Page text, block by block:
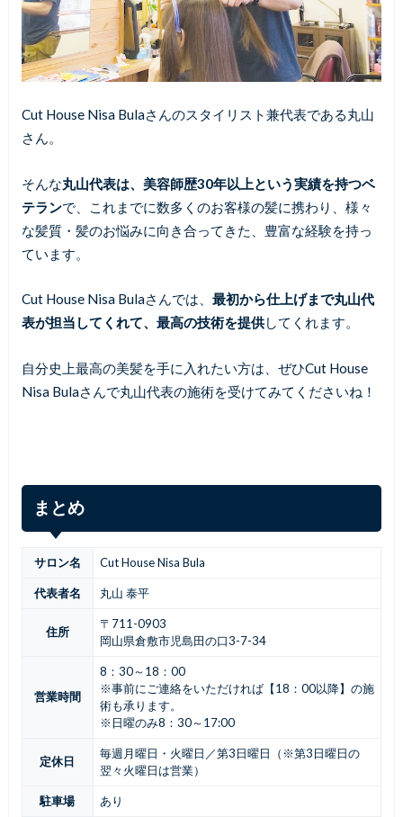
Cut House Nisa Bulaさんのスタイリスト兼代表である丸山
さん。
そんな丸山代表は、美容師歴30年以上という実績を持つベ
テランで、これまでに数多くのお客様の髪に携わり、様々
な髪質・髪のお悩みに向き合ってきた、豊富な経験を持っ
ています。
Cut House Nisa Bulaさんでは、 最初から仕上げまで丸山代
表が担当してくれて、最高の技術を提供してくれます。
自分史上最高の美髪を手に入れたい方は、ぜひCut House
Nisa Bulaさんで丸山代表の施術を受けてみてくださいね！
まとめ
サロン名 Cut House Nisa Bula
代表者名 丸山 泰平
住所
〒711-0903
岡山県倉敷市児島田の口3-7-34
営業時間
8：30～18：00
※事前にご連絡をいただければ【18：00以降】の施
術も承ります。
※日曜のみ8：30～17:00
定休日
毎週月曜日・火曜日／第3日曜日（※第3日曜日の
翌々火曜日は営業）
駐車場 あり